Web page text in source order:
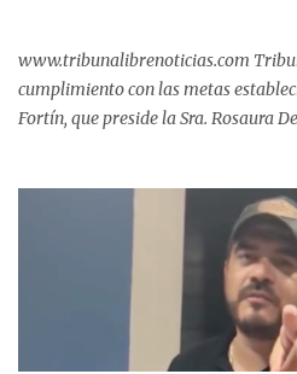
esofágico, una derechohabiente con
Fortín, Ver. |
www.tribunalibrenoticias.com
cumplimiento con las metas
Fortín, que preside la Sra. Rosaura
Días y Primera Infancia” que inició
municipal. Se trata de una
desarrollo y la nutrición de niñas,
importante etapa de vida. Durante
Súper Ahorros, el director del
Adiel Pereda, realizó un recorrido